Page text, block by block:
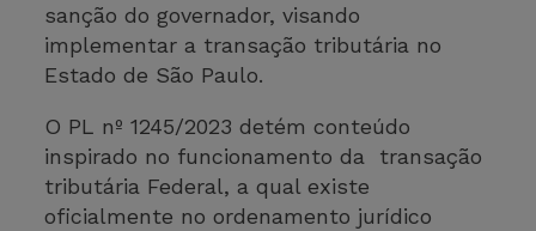
sanção do governador, visando
implementar a transação tributária no
Estado de São Paulo.
O PL nº 1245/2023 detém conteúdo
inspirado no funcionamento da transação
tributária Federal, a qual existe
oficialmente no ordenamento jurídico